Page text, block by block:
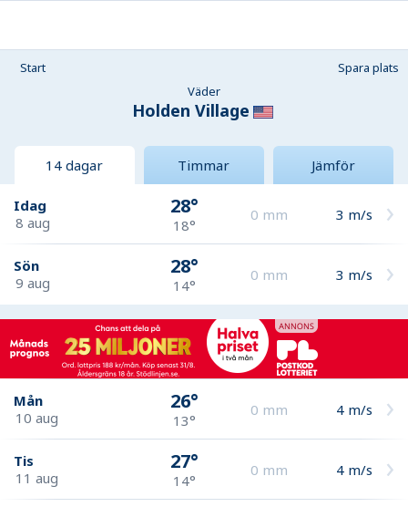
Start
Spara plats
Väder
Holden Village
14 dagar Timmar Jämför
Idag
8 aug
28°
18°
0 mm 3 m/s
Sön
9 aug
28°
14°
0 mm 3 m/s
Mån
10 aug
26°
13°
0 mm 4 m/s
Tis
11 aug
27°
14°
0 mm 4 m/s